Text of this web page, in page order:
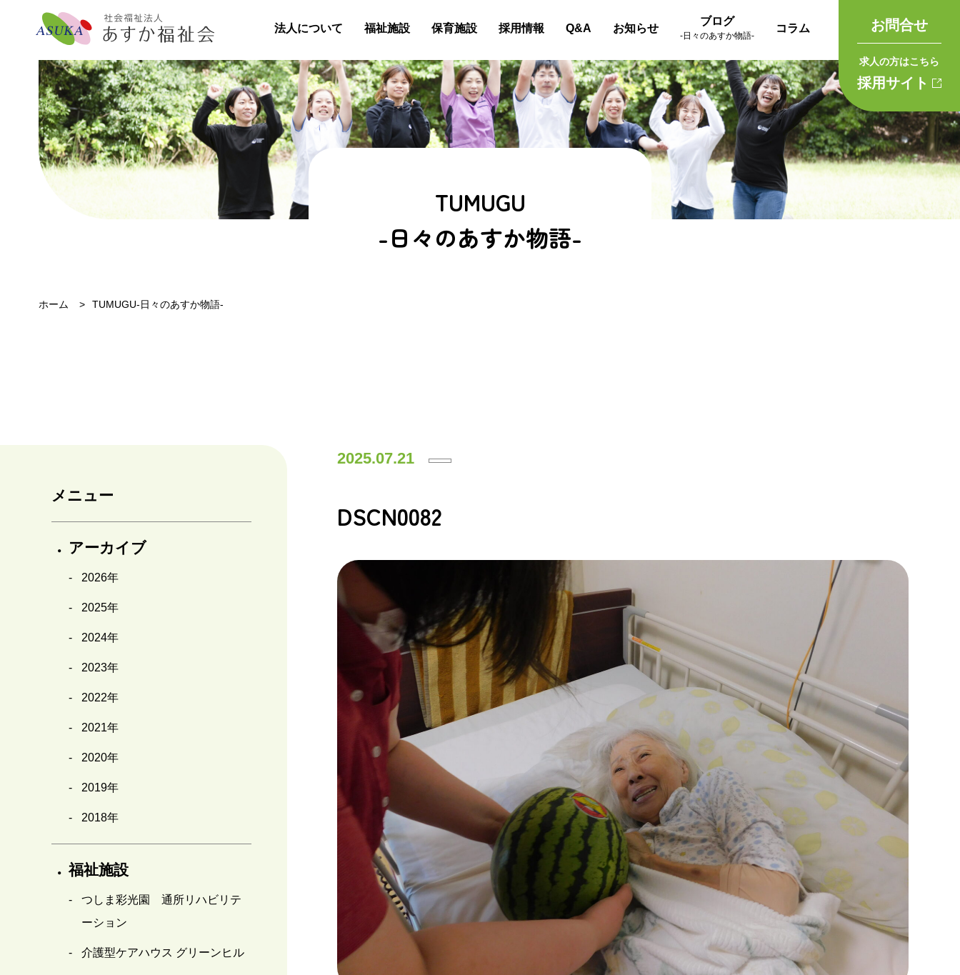
法人について 福祉施設 保育施設 採用情報 Q&A お知らせ
ブログ
-日々のあすか物語-
コラム お問合せ
求人の方はこちら
採用サイト
TUMUGU
-日々のあすか物語-
ホーム TUMUGU-日々のあすか物語-
メニュー
アーカイブ
2026年
2025年
2024年
2023年
2022年
2021年
2020年
2019年
2018年
福祉施設
つしま彩光園 通所リハビリテ
ーション
介護型ケアハウス グリーンヒル
2025.07.21
DSCN0082